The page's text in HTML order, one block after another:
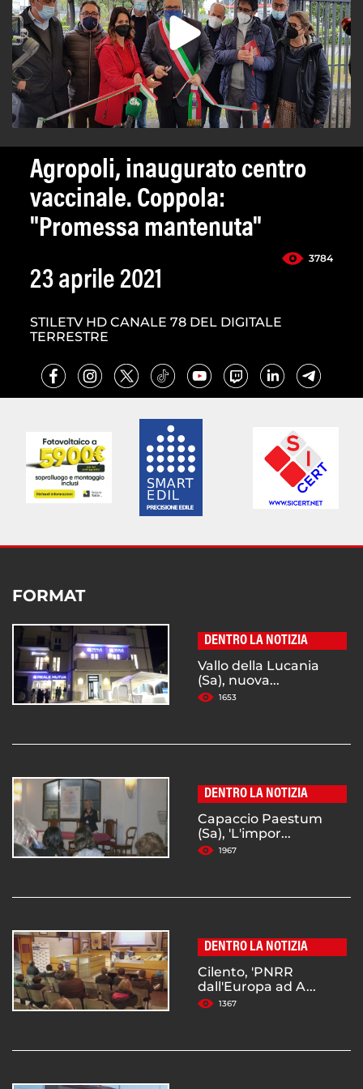
Agropoli, inaugurato centro
vaccinale. Coppola:
"Promessa mantenuta"
3784
23 aprile 2021
STILETV HD CANALE 78 DEL DIGITALE
TERRESTRE
FORMAT
DENTRO LA NOTIZIA
Vallo della Lucania
(Sa), nuova...
1653
DENTRO LA NOTIZIA
Capaccio Paestum
(Sa), 'L'impor...
1967
DENTRO LA NOTIZIA
Cilento, 'PNRR
dall'Europa ad A...
1367